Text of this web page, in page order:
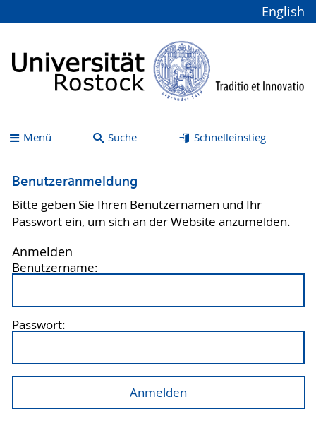
English
Menü Suche Schnelleinstieg
Benutzeranmeldung
Bitte geben Sie Ihren Benutzernamen und Ihr
Passwort ein, um sich an der Website anzumelden.
Anmelden
Benutzername:
Passwort: